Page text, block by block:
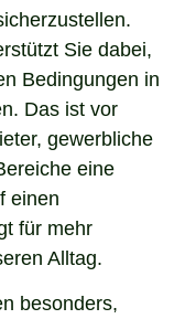
Sie dabei,
Bedingungen in
Das ist vor
gewerbliche
eine
einen
für mehr
Alltag.
besonders,